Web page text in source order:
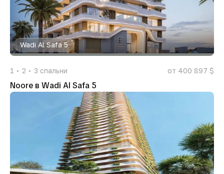
Wadi Al Safa 5
1 2 3 спальни от 400 897 $
Noore в Wadi Al Safa 5